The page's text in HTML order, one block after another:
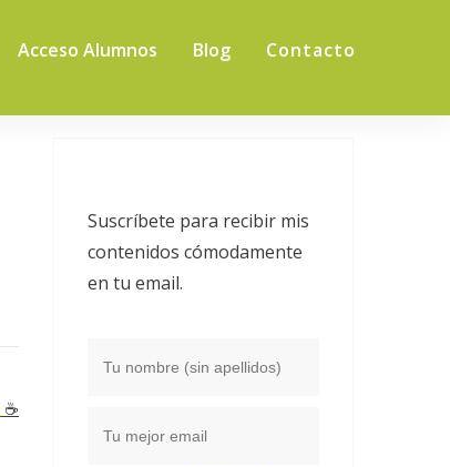
Acceso Alumnos Blog Contacto
☕️
Suscríbete para recibir mis
contenidos cómodamente
en tu email.